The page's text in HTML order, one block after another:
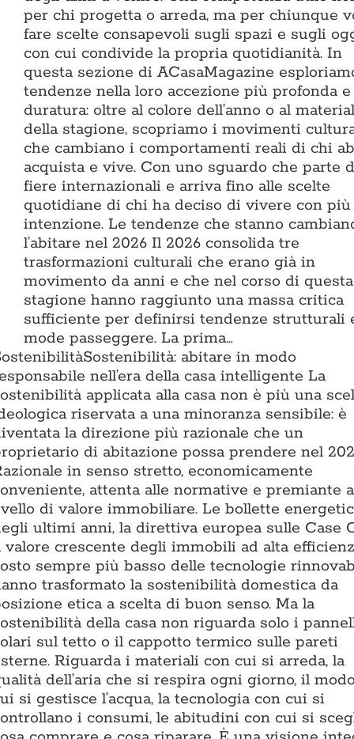
per chi progetta o arreda, ma per chiunque
fare scelte consapevoli sugli spazi e sugli
con cui condivide la propria quotidianità. In
questa sezione di ACasaMagazine
tendenze nella loro accezione più profonda
duratura: oltre al colore dell’anno o al
della stagione, scopriamo i movimenti
che cambiano i comportamenti reali di chi
acquista e vive. Con uno sguardo che parte
fiere internazionali e arriva fino alle scelte
quotidiane di chi ha deciso di vivere con più
intenzione. Le tendenze che stanno
l’abitare nel 2026 Il 2026 consolida tre
trasformazioni culturali che erano già in
movimento da anni e che nel corso di questa
stagione hanno raggiunto una massa critica
sufficiente per definirsi tendenze strutturali
mode passeggere. La prima…
Sostenibilità: abitare in modo
nell’era della casa intelligente La
applicata alla casa non è più una
riservata a una minoranza sensibile: è
la direzione più razionale che un
di abitazione possa prendere nel
in senso stretto, economicamente
attenta alle normative e premiante a
di valore immobiliare. Le bollette
ultimi anni, la direttiva europea sulle Case
valore crescente degli immobili ad alta
sempre più basso delle tecnologie
trasformato la sostenibilità domestica da
etica a scelta di buon senso. Ma la
della casa non riguarda solo i
sul tetto o il cappotto termico sulle pareti
Riguarda i materiali con cui si arreda, la
dell’aria che si respira ogni giorno, il
si gestisce l’acqua, la tecnologia con cui si
i consumi, le abitudini con cui si